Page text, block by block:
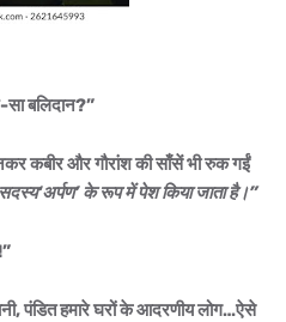
बलिदान?”
कबीर और गौरांश की साँसें भी रुक गईं
‘अर्पण’ के रूप में पेश किया जाता है।”
पंडित हमारे घरों के आदरणीय लोग…ऐसे